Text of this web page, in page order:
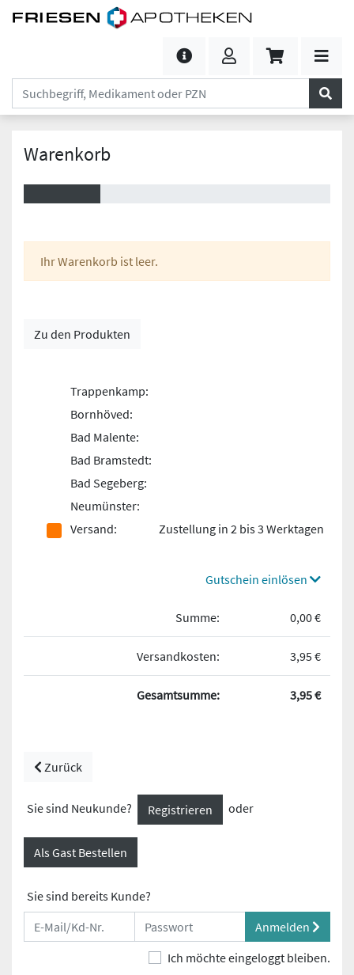
Warenkorb
Ihr Warenkorb ist leer.
Zu den Produkten
Trappenkamp:
Bornhöved:
Bad Malente:
Bad Bramstedt:
Bad Segeberg:
Neumünster:
Versand:
Zustellung in 2 bis 3 Werktagen
Gutschein einlösen
Summe: 0,00 €
Versandkosten: 3,95 €
Gesamtsumme: 3,95 €
Zurück
Sie sind Neukunde? Registrieren oder
Als Gast Bestellen
Sie sind bereits Kunde?
Anmelden
Ich möchte eingeloggt bleiben.